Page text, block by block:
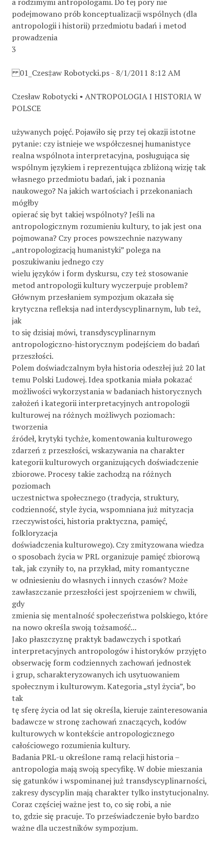
podejmowano prób konceptualizacji wspólnych (dla
antropologii i historii) przedmiotu badań i metod
prowadzenia
3
01_Czes‡aw Robotycki.ps - 8/1/2011 8:12 AM
Czesław Robotycki • ANTROPOLOGIA I HISTORIA W
POLSCE
używanych pojęć. Pojawiło się przy tej okazji istotne
pytanie: czy istnieje we współczesnej humanistyce
realna wspólnota interpretacyjna, posługująca się
wspólnym językiem i reprezentująca zbliżoną wizję tak
własnego przedmiotu badań, jak i poznania
naukowego? Na jakich wartościach i przekonaniach
mógłby
opierać się byt takiej wspólnoty? Jeśli na
antropologicznym rozumieniu kultury, to jak jest ona
pojmowana? Czy proces powszechnie nazywany
„antropologizacją humanistyki” polega na
poszukiwaniu jednego czy
wielu języków i form dyskursu, czy też stosowanie
metod antropologii kultury wyczerpuje problem?
Głównym przesłaniem sympozjum okazała się
krytyczna refleksja nad interdyscyplinarnym, lub też,
jak
to się dzisiaj mówi, transdyscyplinarnym
antropologiczno-historycznym podejściem do badań
przeszłości.
Polem doświadczalnym była historia odeszłej już 20 lat
temu Polski Ludowej. Idea spotkania miała pokazać
możliwości wykorzystania w badaniach historycznych
założeń i kategorii interpretacyjnych antropologii
kulturowej na różnych możliwych poziomach:
tworzenia
źródeł, krytyki tychże, komentowania kulturowego
zdarzeń z przeszłości, wskazywania na charakter
kategorii kulturowych organizujących doświadczenie
zbiorowe. Procesy takie zachodzą na różnych
poziomach
uczestnictwa społecznego (tradycja, struktury,
codzienność, style życia, wspomniana już mityzacja
rzeczywistości, historia praktyczna, pamięć,
folkloryzacja
doświadczenia kulturowego). Czy zmityzowana wiedza
o sposobach życia w PRL organizuje pamięć zbiorową
tak, jak czyniły to, na przykład, mity romantyczne
w odniesieniu do własnych i innych czasów? Może
zawłaszczanie przeszłości jest spojrzeniem w chwili,
gdy
zmienia się mentalność społeczeństwa polskiego, które
na nowo określa swoją tożsamość...
Jako płaszczyznę praktyk badawczych i spotkań
interpretacyjnych antropologów i historyków przyjęto
obserwację form codziennych zachowań jednostek
i grup, scharakteryzowanych ich usytuowaniem
społecznym i kulturowym. Kategoria „styl życia”, bo
tak
tę sferę życia od lat się określa, kieruje zainteresowania
badawcze w stronę zachowań znaczących, kodów
kulturowych w kontekście antropologicznego
całościowego rozumienia kultury.
Badania PRL-u określone ramą relacji historia –
antropologia mają swoją specyfikę. W dobie mieszania
się gatunków i wspominanej już transdyscyplinarności,
zakresy dyscyplin mają charakter tylko instytucjonalny.
Coraz częściej ważne jest to, co się robi, a nie
to, gdzie się pracuje. To przeświadczenie było bardzo
ważne dla uczestników sympozjum.